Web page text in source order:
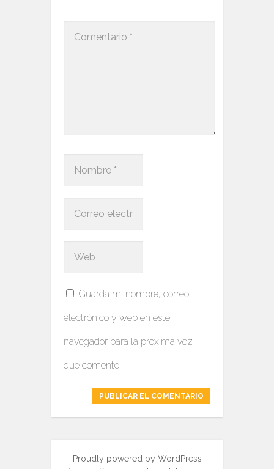
Guarda mi nombre, correo
electrónico y web en este
navegador para la próxima vez
que comente.
Proudly powered by WordPress